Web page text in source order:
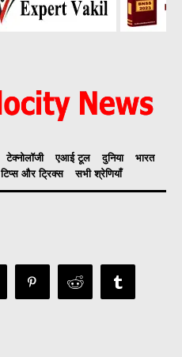
टेक्नोलॉजी एआई टूल दुनिया
भारत
टिप्स और ट्रिक्स सभी श्रेणियाँ